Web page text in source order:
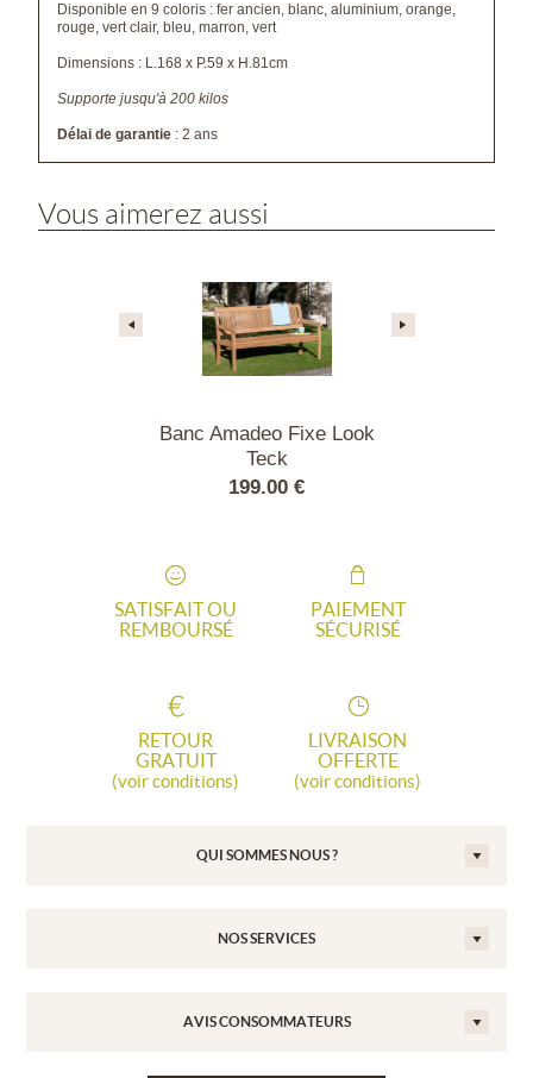
Disponible en 9 coloris : fer ancien, blanc, aluminium, orange,
rouge, vert clair, bleu, marron, vert
Dimensions : L.168 x P.59 x H.81cm
Supporte jusqu'à 200 kilos
Délai de garantie : 2 ans
Vous aimerez aussi
Banc Amadeo Fixe Look
Teck
199.00 €
SATISFAIT OU
REMBOURSÉ
PAIEMENT
SÉCURISÉ
RETOUR
GRATUIT
(voir conditions)
LIVRAISON
OFFERTE
(voir conditions)
QUI SOMMES NOUS ?
NOS SERVICES
AVIS CONSOMMATEURS